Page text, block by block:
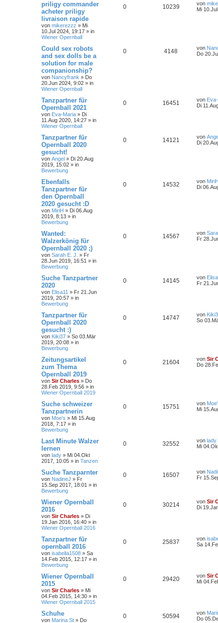
priligy commander
acheter priligy
livraison rapide
von mikerezzz » Mi
10.Jul 2024, 19:17 » in
Wiener Opernball
0 10239 von
Mi
Could sex robots
and sex dolls be a
solution for male
companionship?
von Nancyfrank » Do
20.Jun 2024, 9:02 » in
Wiener Opernball
0 4148 von
Do
Tanzpartner für
Opernball 2021
von Eva-Maria » Di
11.Aug 2020, 14:27 » in
Wiener Opernball
0 16451 von
Di
Tanzpartner für
Opernball 2020
gesucht!
von Angel » Di 20.Aug
2019, 15:02 » in
Bewerbung
0 14121 von
Di
Ebenfalls
Tanzpartner für
den Opernball
2020 gesucht :D
von MiriH » Di 06.Aug
2019, 8:13 » in
Bewerbung
0 14532 von
Di
Wanted:
Walzerkönig für
Opernball 2020 ;)
von Sarah E. J. » Fr
28.Jun 2019, 16:51 » in
Bewerbung
0 14567 von
Fr
Suche Tanzpartner
2020
von Elisa11 » Fr 21.Jun
2019, 20:57 » in
Bewerbung
0 14145 von
Fr
Tanzpartner für
Opernball 2020
gesucht :)
von Kiki37 » So 03.Mär
2019, 20:08 » in
Bewerbung
0 14747 von
So
Zeitungsartikel
zum Thema
Opernball 2019
von Sir Charles » Do
28.Feb 2019, 9:56 » in
Wiener Opernball 2019
0 21604 von Sir
Do
Suche schweizer
Tanzpartnerin
von Moe's » Mi 15.Aug
2018, 7:17 » in
Bewerbung
0 15751 von
Mi
Last Minute Walzer
lernen
von lady » Mi 04.Okt
2017, 10:05 » in Tanzen
0 32552 von lady
Mi
Suche Tanzparnter
von NadineJ » Fr
15.Sep 2017, 18:01 » in
Bewerbung
0 16507 von
Fr
Wiener Opernball
2016
von Sir Charles » Di
19.Jan 2016, 16:40 » in
Wiener Opernball 2016
0 30214 von Sir
Di
Tanzpartner für
opernball 2016
von isabella1508 » Sa
14.Feb 2015, 12:17 » in
Bewerbung
0 25837 von
Sa
Wiener Opernball
2015
von Sir Charles » Mi
04.Feb 2015, 14:30 » in
Wiener Opernball 2015
0 29420 von Sir
Mi
Schuhe
von Marina St » Do
0 50594 von
Do